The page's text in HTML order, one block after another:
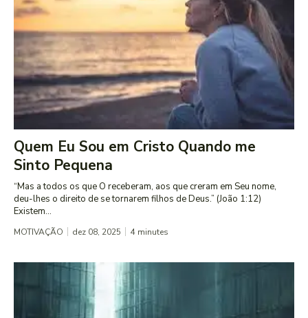
Quem Eu Sou em Cristo Quando me
Sinto Pequena
“Mas a todos os que O receberam, aos que creram em Seu nome,
deu-lhes o direito de se tornarem filhos de Deus.” (João 1:12)
Existem...
MOTIVAÇÃO dez 08, 2025 4 minutes